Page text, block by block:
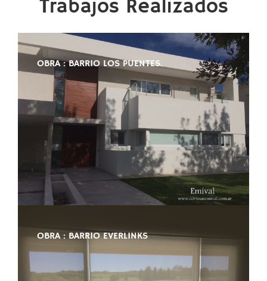
Trabajos Realizados
OBRA : BARRIO LOS PUENTES.
OBRA : BARRIO EVERLINKS